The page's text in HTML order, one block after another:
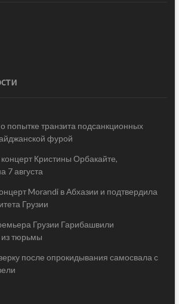
попытке транзита подсанкционных
фурой
Кристины Орбакайте,
7 августа
Morandi в Абхазии и подтвердила
Грузии
Грузии Гарибашвили
из тюрьмы
после опрокидывания самосвала с